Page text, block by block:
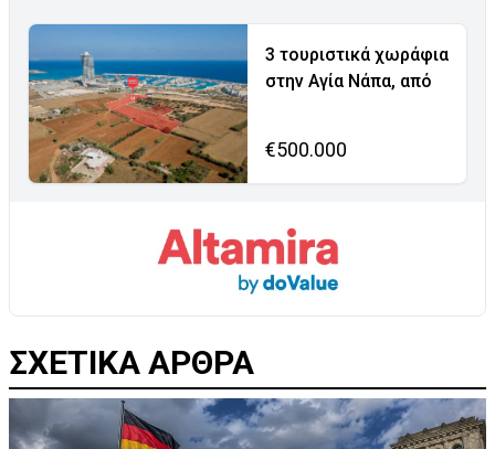
3 τουριστικά χωράφια
στην Αγία Νάπα, από
€500.000
ΣΧΕΤΙΚΑ ΑΡΘΡΑ